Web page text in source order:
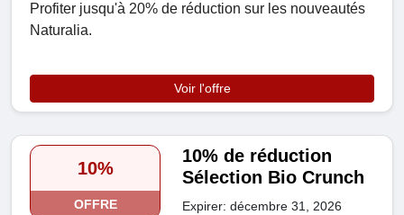
Profiter jusqu'à 20% de réduction sur les nouveautés
Naturalia.
Voir l'offre
10%
OFFRE
10% de réduction
Sélection Bio Crunch
Expirer: décembre 31, 2026